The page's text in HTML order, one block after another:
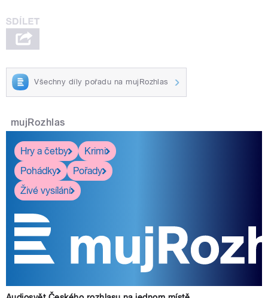
Všechny díly pořadu na mujRozhlas
mujRozhlas
Hry a četby
Krimi
Pohádky
Pořady
Živé vysílání